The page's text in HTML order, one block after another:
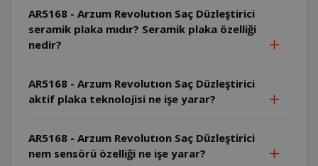
AR5168 - Arzum Revolutıon Saç Düzleştirici
seramik plaka mıdır? Seramik plaka özelliği
nedir?
AR5168 - Arzum Revolutıon Saç Düzleştirici
aktif plaka teknolojisi ne işe yarar?
AR5168 - Arzum Revolutıon Saç Düzleştirici
nem sensörü özelliği ne işe yarar?